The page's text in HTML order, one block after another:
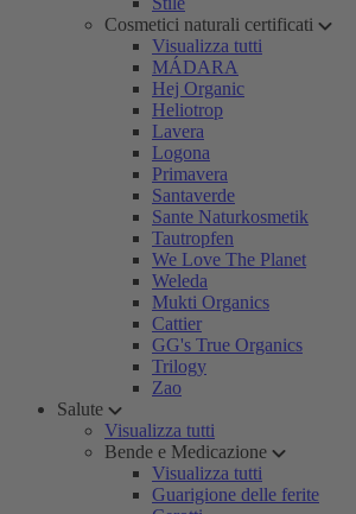
Cosmetici naturali certificati
Visualizza tutti
MÁDARA
Hej Organic
Heliotrop
Lavera
Logona
Primavera
Santaverde
Sante Naturkosmetik
Tautropfen
We Love The Planet
Weleda
Mukti Organics
Cattier
GG's True Organics
Trilogy
Zao
Salute
Visualizza tutti
Bende e Medicazione
Visualizza tutti
Guarigione delle ferite